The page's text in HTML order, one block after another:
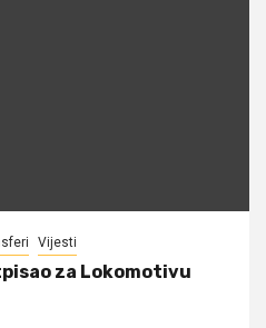
Vijesti
za Lokomotivu